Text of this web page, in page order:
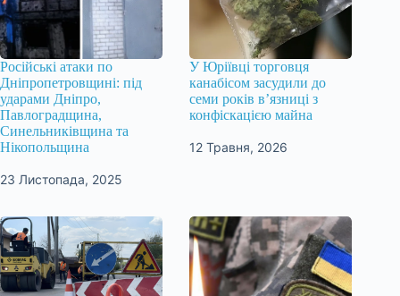
Російські атаки по
Дніпропетровщині: під
ударами Дніпро,
Павлоградщина,
Синельниківщина та
Нікопольщина
23 Листопада, 2025
У Юріївці торговця
канабісом засудили до
семи років в’язниці з
конфіскацією майна
12 Травня, 2026